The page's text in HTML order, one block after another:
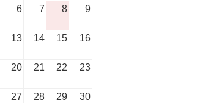
6 7 8 9
13 14 15 16
20 21 22 23
27 28 29 30